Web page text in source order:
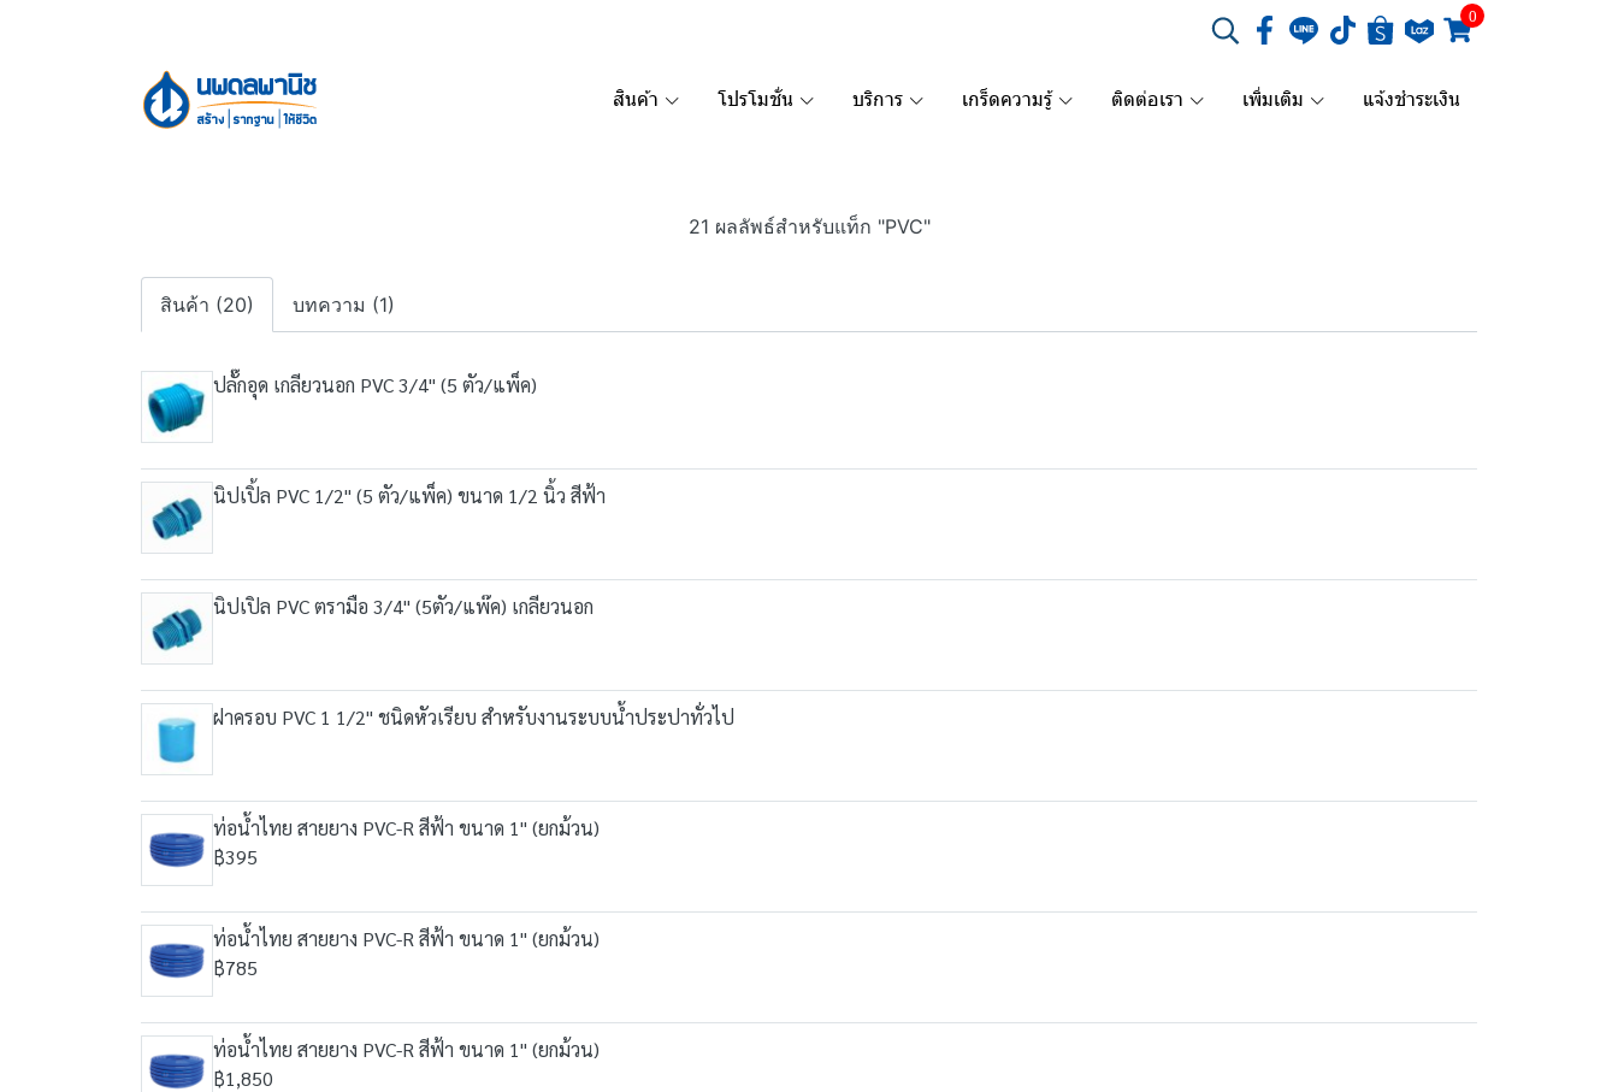
0
สินค้า โปรโมชั่น บริการ เกร็ดความรู้ ติดต่อเรา เพิ่มเติม แจ้งชำระเงิน
21 ผลลัพธ์สำหรับแท็ก "PVC"
สินค้า (20) บทความ (1)
ปลั๊กอุด เกลียวนอก PVC 3/4" (5 ตัว/แพ็ค)
นิปเปิ้ล PVC 1/2" (5 ตัว/แพ็ค) ขนาด 1/2 นิ้ว สีฟ้า
นิปเปิล PVC ตรามือ 3/4" (5ตัว/แพ๊ค) เกลียวนอก
ฝาครอบ PVC 1 1/2" ชนิดหัวเรียบ สำหรับงานระบบน้ำประปาทั่วไป
ท่อน้ำไทย สายยาง PVC-R สีฟ้า ขนาด 1" (ยกม้วน)
฿395
ท่อน้ำไทย สายยาง PVC-R สีฟ้า ขนาด 1" (ยกม้วน)
฿785
ท่อน้ำไทย สายยาง PVC-R สีฟ้า ขนาด 1" (ยกม้วน)
฿1,850